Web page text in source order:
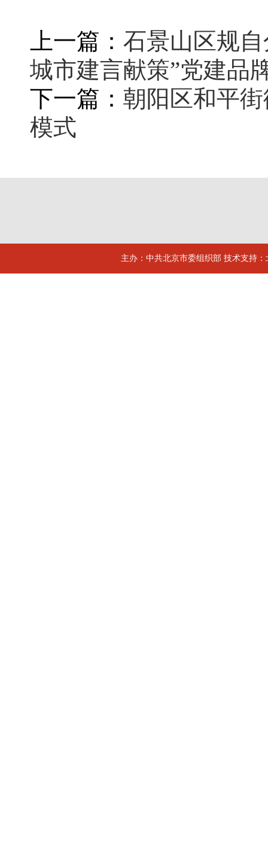
上一篇： 石景山区规
城市建言献策”党建品
下一篇： 朝阳区和平
模式
主办：中共北京市委组织部 技术支持